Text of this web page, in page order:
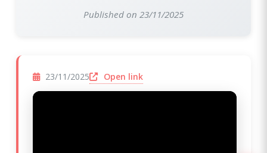
Published on 23/11/2025
23/11/2025 Open link(opens in a new window)